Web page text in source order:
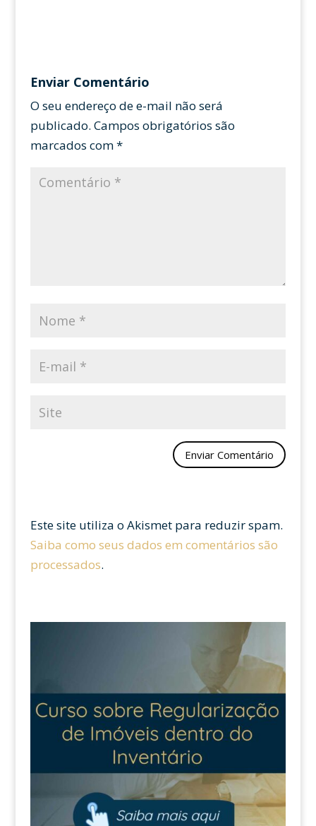
Enviar Comentário
O seu endereço de e-mail não será
publicado. Campos obrigatórios são
marcados com*
Este site utiliza o Akismet para reduzir spam.
Saiba como seus dados em comentários são
processados.